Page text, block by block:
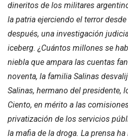
dineritos de los militares
la patria ejerciendo el terror
después, una investigación
iceberg. ¿Cuántos millones se
niebla que ampara las cuentas
noventa, la familia Salinas
Salinas, hermano del presidente,
Ciento, en mérito a las
privatización de los servicios
la mafia de la droga. La prensa